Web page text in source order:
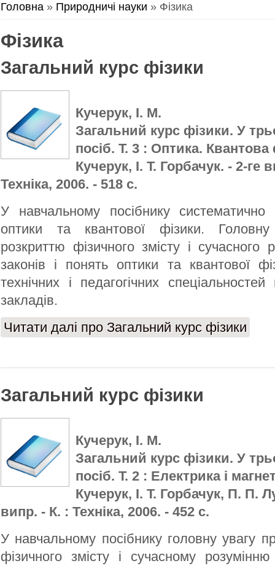
Головна » Природничі науки » Фізика
Фізика
Загальний курс фізики
Кучерук, І. М.
Загальний курс фізики. У
посіб. Т. 3 : Оптика. Квантова
Кучерук, І. Т. Горбачук. - 2-ге
Техніка, 2006. - 518 с.
У навчальному посібнику
оптики та квантової фізики.
розкриттю фізичного змісту і сучасного
законів і понять оптики та квантової
технічних і педагогічних
закладів.
Читати далі про Загальний курс фізики
Загальний курс фізики
Кучерук, І. М.
Загальний курс фізики. У
посіб. Т. 2 : Електрика і
Кучерук, І. Т. Горбачук, П. П.
випр. - К. : Техніка, 2006. - 452 с.
У навчальному посібнику головну увагу
фізичного змісту і сучасному